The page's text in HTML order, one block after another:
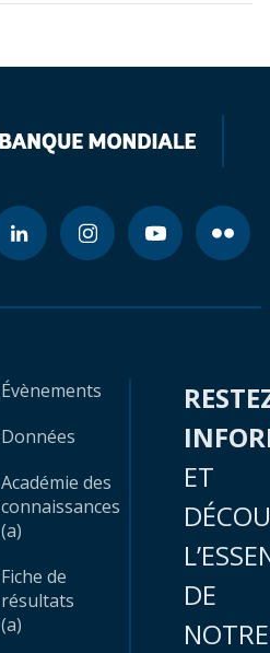
Évènements
Données
Académie des
connaissances
(a)
Fiche de
résultats
(a)
ET
DE
NOTRE